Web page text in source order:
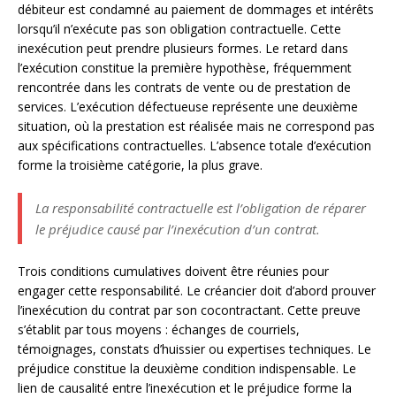
débiteur est condamné au paiement de dommages et intérêts
lorsqu’il n’exécute pas son obligation contractuelle. Cette
inexécution peut prendre plusieurs formes. Le retard dans
l’exécution constitue la première hypothèse, fréquemment
rencontrée dans les contrats de vente ou de prestation de
services. L’exécution défectueuse représente une deuxième
situation, où la prestation est réalisée mais ne correspond pas
aux spécifications contractuelles. L’absence totale d’exécution
forme la troisième catégorie, la plus grave.
La responsabilité contractuelle est l’obligation de réparer
le préjudice causé par l’inexécution d’un contrat.
Trois conditions cumulatives doivent être réunies pour
engager cette responsabilité. Le créancier doit d’abord prouver
l’inexécution du contrat par son cocontractant. Cette preuve
s’établit par tous moyens : échanges de courriels,
témoignages, constats d’huissier ou expertises techniques. Le
préjudice constitue la deuxième condition indispensable. Le
lien de causalité entre l’inexécution et le préjudice forme la